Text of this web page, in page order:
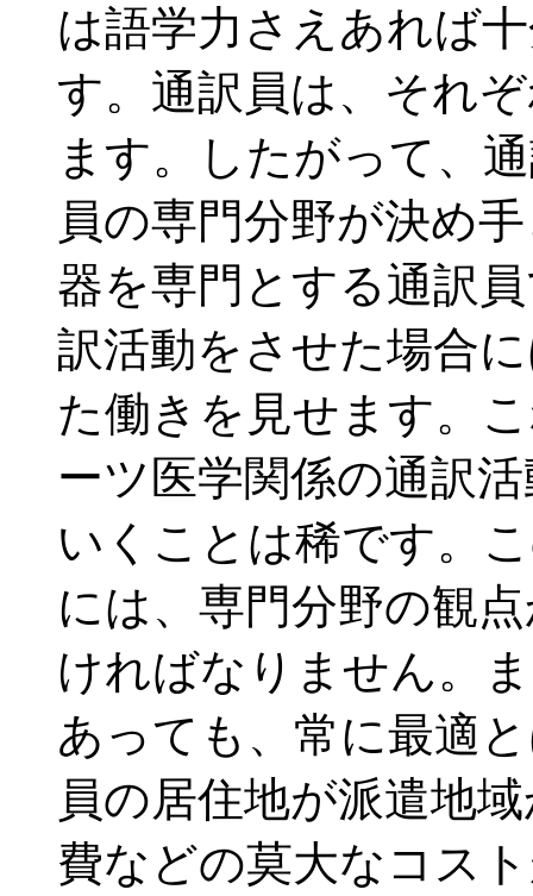
は語学力さえあれば
す。通訳員は、それ
ます。したがって、
員の専門分野が決め
器を専門とする通訳
訳活動をさせた場合
た働きを見せます。
ーツ医学関係の通訳
いくことは稀です。
には、専門分野の観
ければなりません。
あっても、常に最適
員の居住地が派遣地
費などの莫大なコス